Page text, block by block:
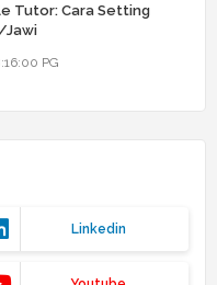
Tutor: Cara Setting
Jawi
PG
Linkedin